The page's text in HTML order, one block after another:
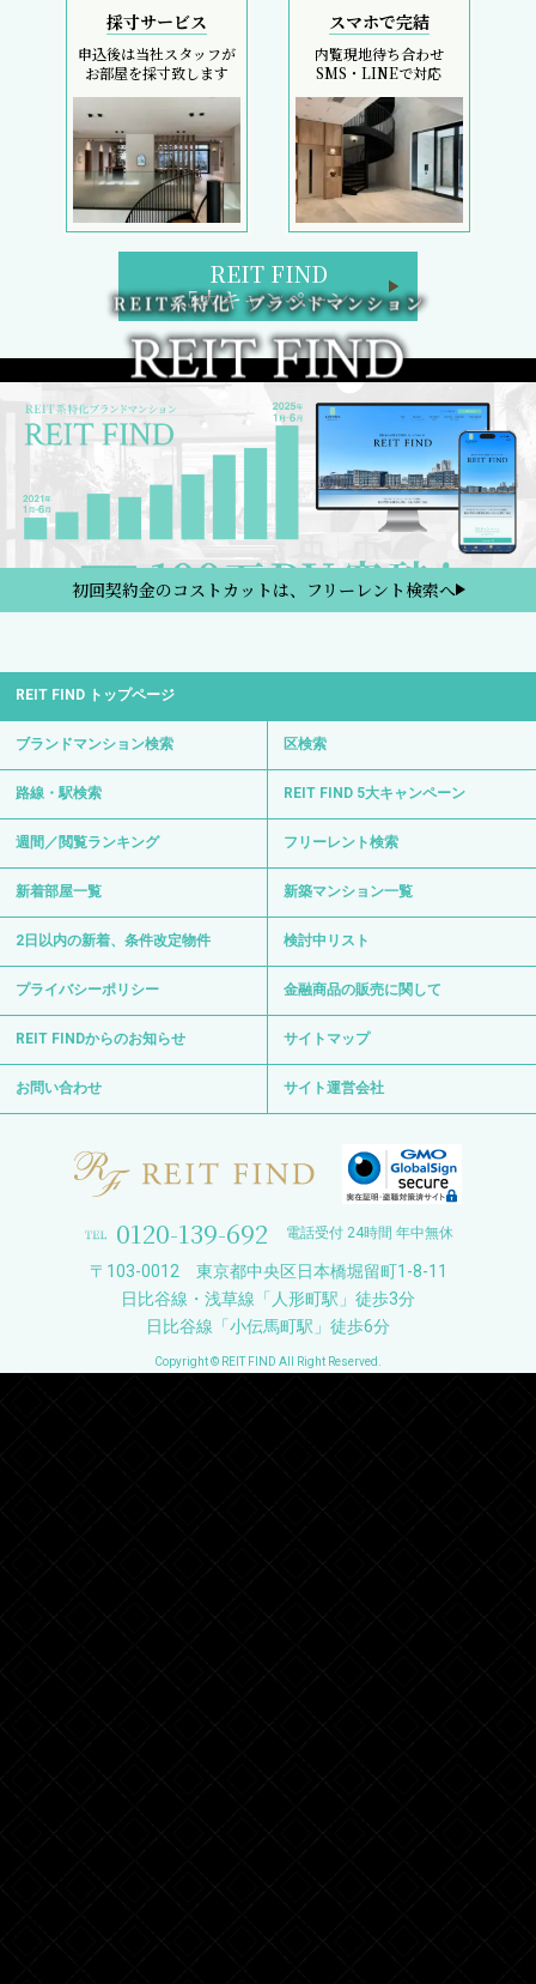
採寸サービス
申込後は当社スタッフが
お部屋を採寸致します
スマホで完結
内覧現地待ち合わせ
SMS・LINEで対応
REIT FIND
5大キャンペーン
初回契約金のコストカットは、フリーレント検索へ
REIT FIND トップページ
ブランドマンション検索 区検索
路線・駅検索 REIT FIND 5大キャンペーン
週間／閲覧ランキング フリーレント検索
新着部屋一覧 新築マンション一覧
2日以内の新着、条件改定物件 検討中リスト
プライバシーポリシー 金融商品の販売に関して
REIT FINDからのお知らせ サイトマップ
お問い合わせ サイト運営会社
0120-139-692 電話受付 24時間 年中無休
〒103-0012 東京都中央区日本橋堀留町1-8-11
日比谷線・浅草線「人形町駅」徒歩3分
日比谷線「小伝馬町駅」徒歩6分
Copyright © REIT FIND All Right Reserved.